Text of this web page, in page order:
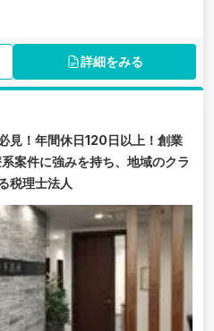
詳細をみる
見！年間休日120日以上！創業
案件に強みを持ち、地域のクラ
税理士法人